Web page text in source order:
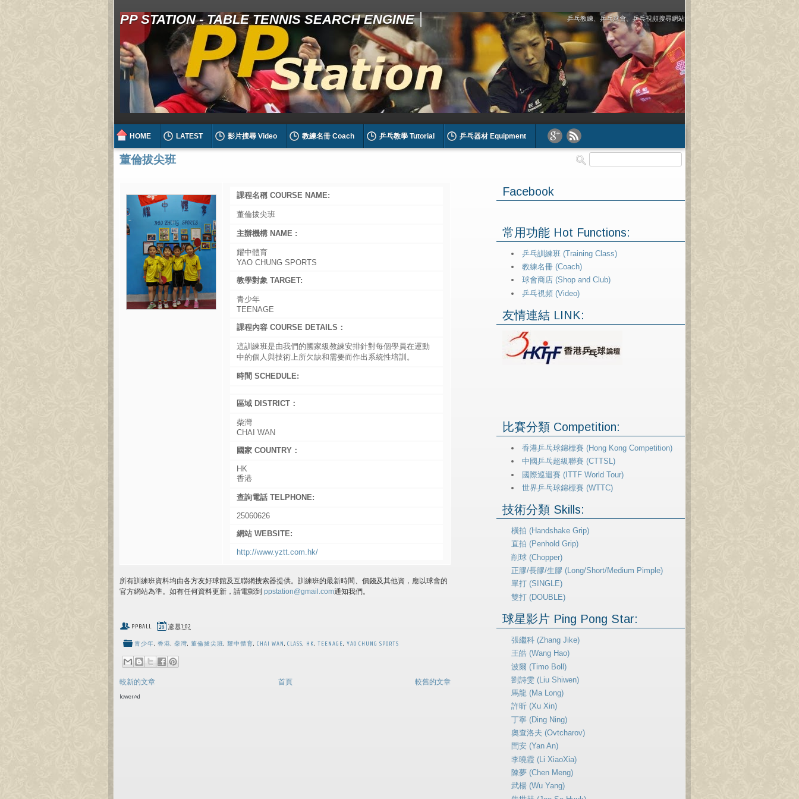
PP STATION - TABLE TENNIS SEARCH ENGINE 乒乓教練、乒乓球會、乒乓視頻搜尋網站
HOME LATEST 影片搜尋 Video 教練名冊 Coach 乒乓教學 Tutorial 乒乓器材 Equipment
董倫拔尖班
課程名稱 COURSE NAME:
董倫拔尖班
主辦機構 NAME :
耀中體育
YAO CHUNG SPORTS
教學對象 TARGET:
青少年
TEENAGE
課程內容 COURSE DETAILS：
這訓練班是由我們的國家級教練安排針對每個學員在運動
中的個人與技術上所欠缺和需要而作出系統性培訓。
時間 SCHEDULE:
區域 DISTRICT：
柴灣
CHAI WAN
國家 COUNTRY：
HK
香港
查詢電話 TELPHONE:
25060626
網站 WEBSITE:
http://www.yztt.com.hk/
所有訓練班資料均由各方友好球館及互聯網搜索器提供。訓練班的最新時間、價錢及其他資，應以球會的
官方網站為準。如有任何資料更新，請電郵到ppstation@gmail.com通知我們。
PPBALL 凌晨1:02
青少年,香港,柴灣,董倫拔尖班, 耀中體育, CHAI WAN,CLASS, HK,TEENAGE, YAO CHUNG SPORTS
較新的文章 較舊的文章
首頁
lowerAd
Facebook
常用功能 Hot Functions:
乒乓訓練班 (Training Class)
教練名冊 (Coach)
球會商店 (Shop and Club)
乒乓視頻 (Video)
友情連結 LINK:
比賽分類 Competition:
香港乒乓球錦標賽 (Hong Kong Competition)
中國乒乓超級聯賽 (CTTSL)
國際巡迴賽 (ITTF World Tour)
世界乒乓球錦標賽 (WTTC)
技術分類 Skills:
橫拍 (Handshake Grip)
直拍 (Penhold Grip)
削球 (Chopper)
正膠/長膠/生膠 (Long/Short/Medium Pimple)
單打 (SINGLE)
雙打 (DOUBLE)
球星影片 Ping Pong Star:
張繼科 (Zhang Jike)
王皓 (Wang Hao)
波爾 (Timo Boll)
劉詩雯 (Liu Shiwen)
馬龍 (Ma Long)
許昕 (Xu Xin)
丁寧 (Ding Ning)
奧查洛夫 (Ovtcharov)
閆安 (Yan An)
李曉霞 (Li XiaoXia)
陳夢 (Chen Meng)
武楊 (Wu Yang)